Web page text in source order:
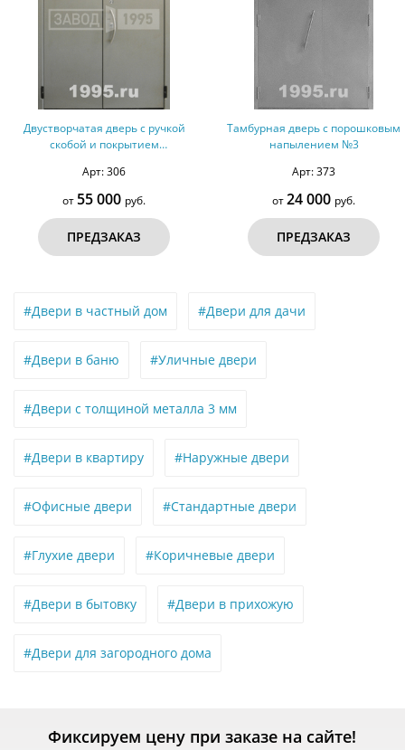
дверь с ручкой
скобой и покрытием
Арт: 306
55 000 руб.
ПРЕДЗАКАЗ
Тамбурная дверь с порошковым
напылением №3
Арт: 373
24 000 руб.
ПРЕДЗАКАЗ
#Двери в частный дом #Двери для дачи
#Двери в баню #Уличные двери
#Двери с толщиной металла 3 мм
#Двери в квартиру #Наружные двери
#Офисные двери #Стандартные двери
#Глухие двери #Коричневые двери
#Двери в бытовку #Двери в прихожую
#Двери для загородного дома
Фиксируем цену при заказе на сайте!